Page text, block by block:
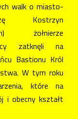
walk o miasto-
Kostrzyn
żołnierze
zatknęli na
Bastionu Król
W tym roku
które na
i obecny kształt